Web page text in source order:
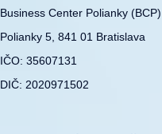
Business Center Polianky (BCP)
Polianky 5, 841 01 Bratislava
IČO: 35607131
DIČ: 2020971502